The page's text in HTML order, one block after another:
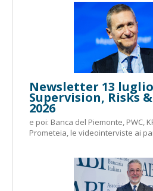
Newsletter 13 luglio
Supervision, Risks
2026
e poi: Banca del Piemonte, PWC,
Prometeia, le videointerviste ai